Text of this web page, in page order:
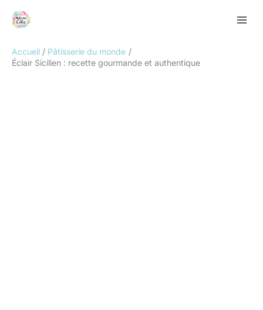
Accueil
Pâtisserie du monde
Éclair Sicilien : recette gourmande et authentique